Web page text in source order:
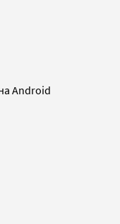
Android